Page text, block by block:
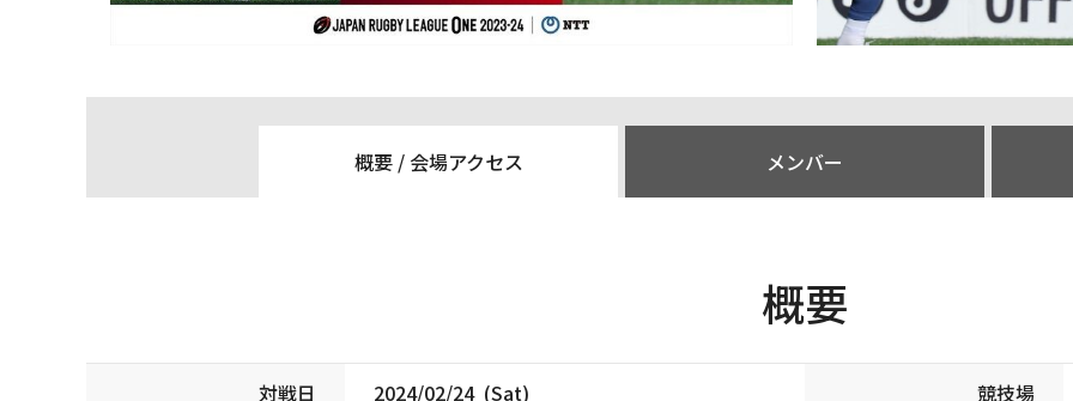
概要 / 会場アクセス メンバー
概要
対戦日 2024/02/24 (Sat) 競技場